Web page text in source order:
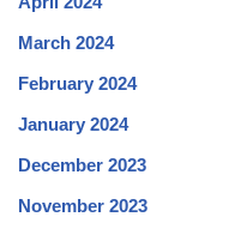
March 2024
February 2024
January 2024
December 2023
November 2023